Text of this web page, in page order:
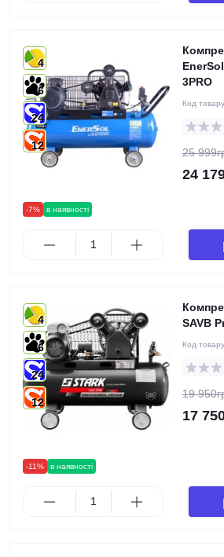
-7% в наявності
4
6
24
12
3PRO
Код
25
24
-11% в наявності
4
6
24
12
SAVB
Код
19
17